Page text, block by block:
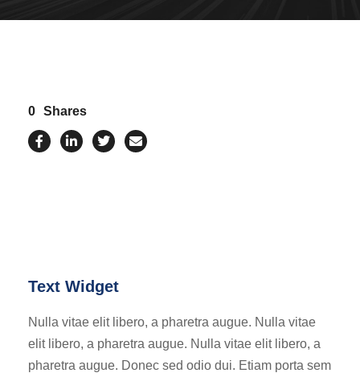
0 Shares
Text Widget
Nulla vitae elit libero, a pharetra augue. Nulla vitae
elit libero, a pharetra augue. Nulla vitae elit libero, a
pharetra augue. Donec sed odio dui. Etiam porta sem